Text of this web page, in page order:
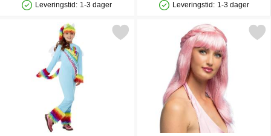
Produkttilgjengelighet: På lager
Leveringstid: 1-3 dager
Produkttilgjengelighet: På lager
Leveringstid: 1-3 dager
Merk regnbueponni Kostyme Barn som favoritt
Merk lyserosa Parykk